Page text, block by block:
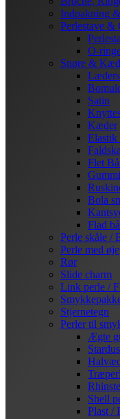
Indpakning
Perlestave &
O-
Snøre &
Satin
Kæder
Elastik
Flet
Bola
Flad
Perle skåle /
Perle med øje
Rør
Slide charm
Link perle /
Stjernetegn
Perler til
Ægte
Shell
Plast /